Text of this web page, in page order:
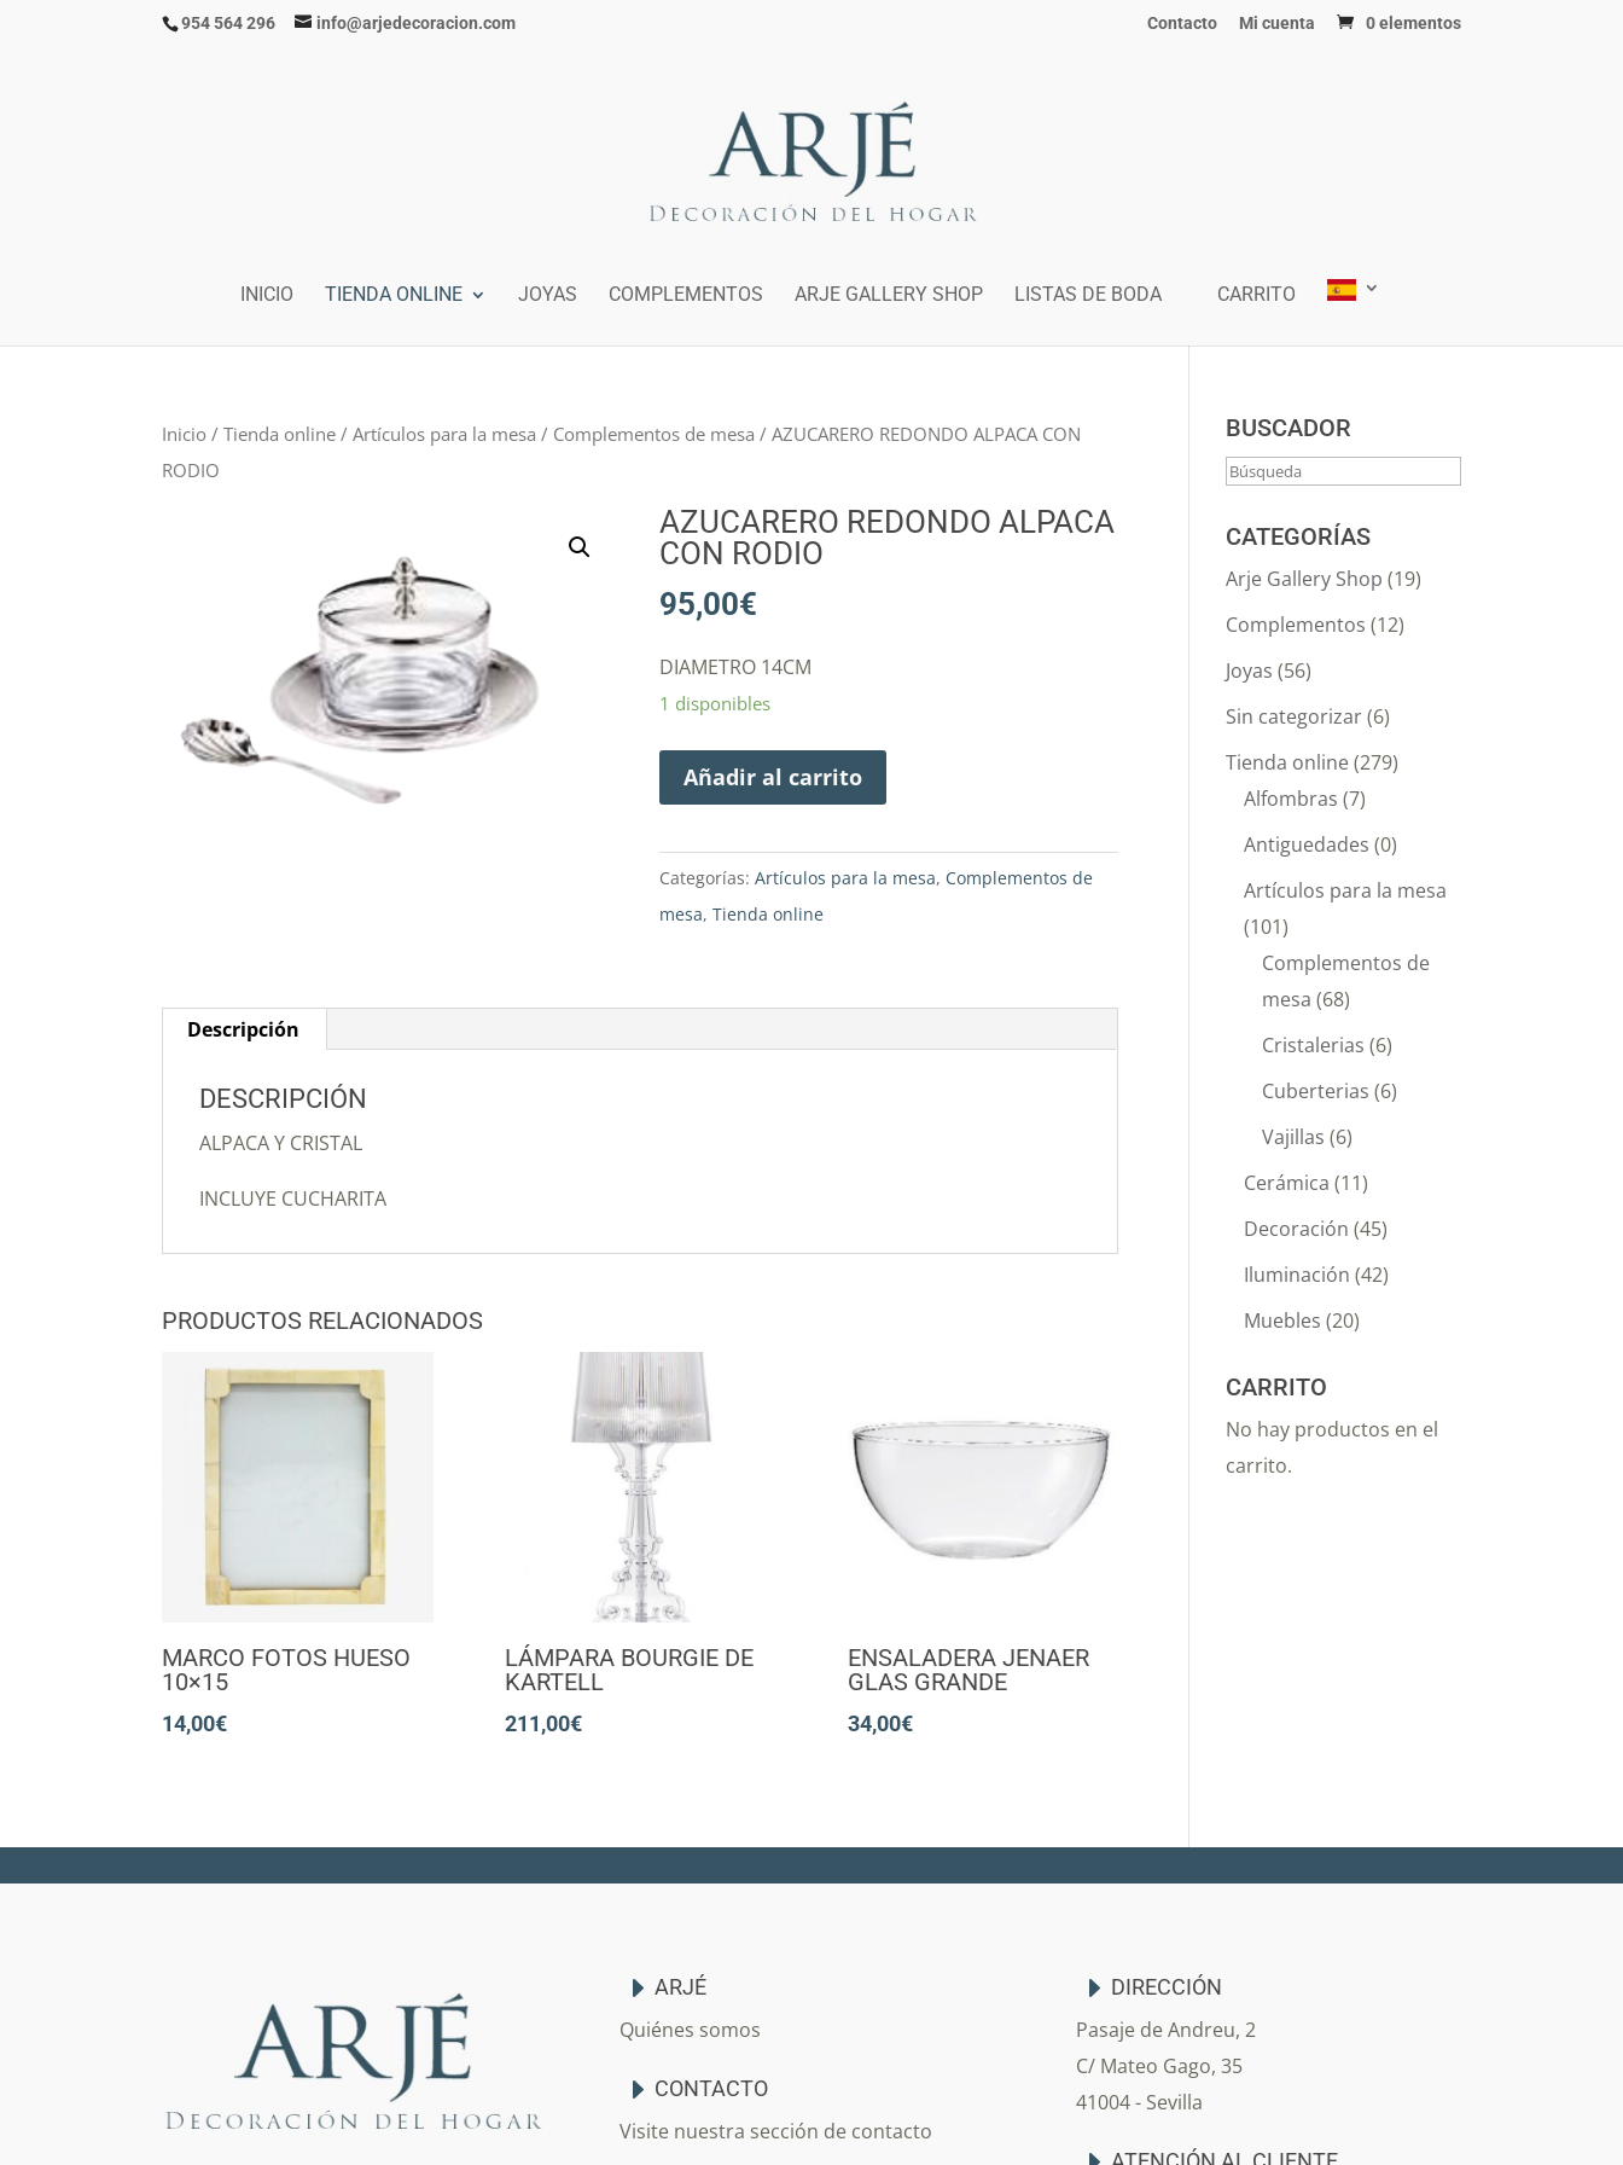
954 564 296 info@arjedecoracion.com Contacto Mi cuenta 0 elementos
INICIO TIENDA ONLINE JOYAS COMPLEMENTOS ARJE GALLERY SHOP LISTAS DE BODA CARRITO
Inicio /Tienda online /Artículos para la mesa / Complementos de mesa / AZUCARERO REDONDO ALPACA CON
RODIO
AZUCARERO REDONDO ALPACA
CON RODIO
95,00€
DIAMETRO 14CM
1 disponibles
Añadir al carrito
Categorías:Artículos para la mesa, Complementos de
mesa,Tienda online
Descripción
DESCRIPCIÓN
ALPACA Y CRISTAL
INCLUYE CUCHARITA
PRODUCTOS RELACIONADOS
MARCO FOTOS HUESO
10×15
14,00€
LÁMPARA BOURGIE DE
KARTELL
211,00€
ENSALADERA JENAER
GLAS GRANDE
34,00€
BUSCADOR
CATEGORÍAS
Arje Gallery Shop (19)
Complementos (12)
Joyas (56)
Sin categorizar(6)
Tienda online(279)
Alfombras (7)
Antiguedades (0)
Artículos para la mesa
(101)
Complementos de
mesa (68)
Cristalerias (6)
Cuberterias (6)
Vajillas (6)
Cerámica (11)
Decoración (45)
Iluminación (42)
Muebles (20)
CARRITO
No hay productos en el
carrito.
ARJÉ
Quiénes somos
CONTACTO
Visite nuestra sección de contacto
DIRECCIÓN
Pasaje de Andreu, 2
C/ Mateo Gago, 35
41004 - Sevilla